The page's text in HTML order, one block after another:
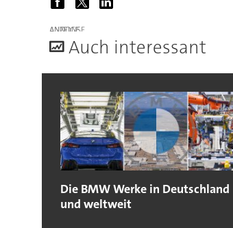
ANZEIGE
Auch interessant
Die BMW Werke in Deutschland
und weltweit